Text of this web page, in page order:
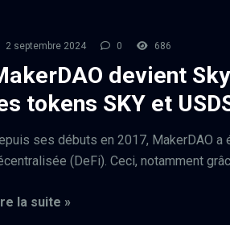
2 septembre 2024 0 686
devient
tokens SKY et
ses débuts en 2017, MakerDAO a
(DeFi). Ceci, notamment
la suite »